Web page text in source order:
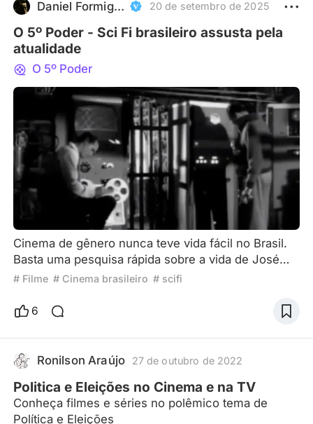
Daniel Formiga Elétrica 20 de setembro de 2025
O 5º Poder - Sci Fi brasileiro assusta pela
atualidade
O 5º Poder
Cinema de gênero nunca teve vida fácil no Brasil.
Basta uma pesquisa rápida sobre a vida de José
Mojica Marins para confirmar aquele velho ditado
Nosso Zé do Caixão conseguiu muito mais
e atingiu plateias internacionais, ávidas por
cinematografias diferentes dentro do segmento
Terror. Se nos voltarmos
# Filme # Cinema brasileiro # scifi
6
Ronilson Araújo 27 de outubro de 2022
Politica e Eleições no Cinema e na TV
Conheça filmes e séries no polêmico tema de
Política e Eleições